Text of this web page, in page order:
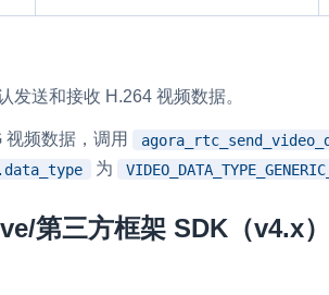
发送和接收 H.264 视频数据。
频数据，调用
为
第三方框架 SDK（v4.x